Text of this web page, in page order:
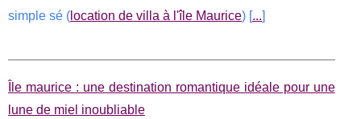
simple sé ( location de villa à l'île Maurice) [ ...
Île maurice : une destination romantique idéale pour une
lune de miel inoubliable